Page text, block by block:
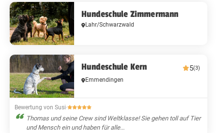
Hundeschule Zimmermann
Lahr/Schwarzwald
Hundeschule Kern 5(3)
Emmendingen
Bewertung von Susi·
Thomas und seine Crew sind Weltklasse! Sie gehen toll auf Tier
und Mensch ein und haben für alle...